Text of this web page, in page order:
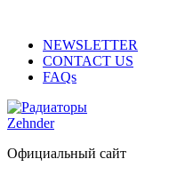
NEWSLETTER
CONTACT US
FAQs
Официальный сайт